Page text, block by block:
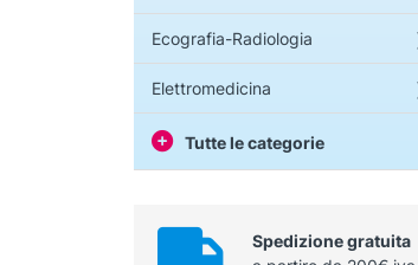
Ecografia-Radiologia
Elettromedicina
Tutte le categorie
Spedizione gratuita